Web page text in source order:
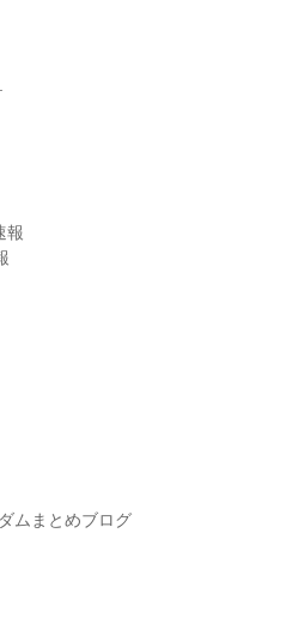
報
ムまとめブログ